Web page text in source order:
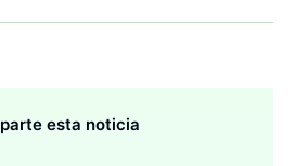
esta noticia